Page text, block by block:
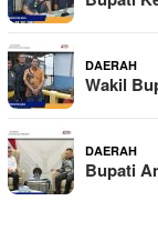
DAERAH
Wakil
DAERAH
Bupati